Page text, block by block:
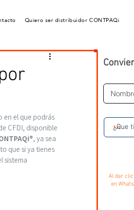
Quiero ser distribuidor CONTPAQi
en el que podrás
CFDI, disponible
, ya sea
que si ya tienes
sistema
Al dar
en